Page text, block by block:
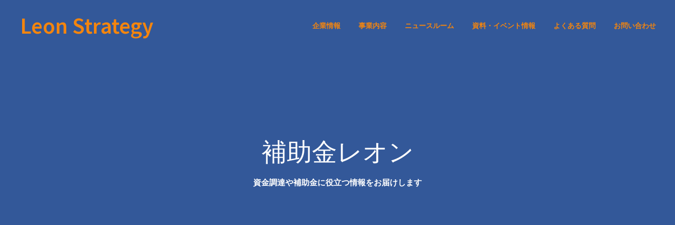
Leon Strategy 企業情報 事業内容 ニュースルーム 資料・イベント情報 よくある質問 お問い合わせ
補助金レオン
資金調達や補助金に役立つ情報をお届けします